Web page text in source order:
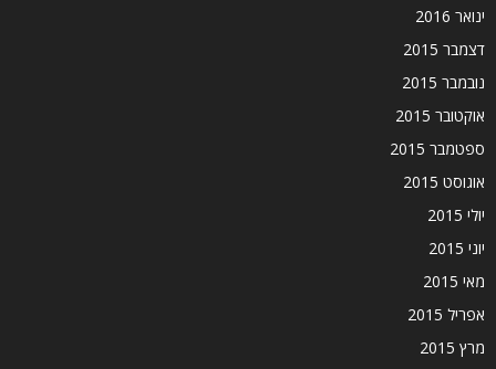
ינואר 2016
דצמבר 2015
נובמבר 2015
אוקטובר 2015
ספטמבר 2015
אוגוסט 2015
יולי 2015
יוני 2015
מאי 2015
אפריל 2015
מרץ 2015